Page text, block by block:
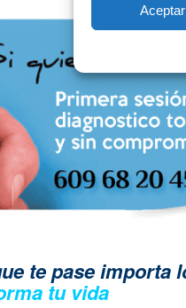
Aceptar
te pase importa
tu vida